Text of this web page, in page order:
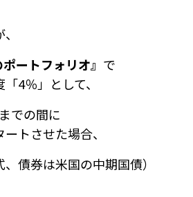
ートフォリオ』 で
4％」として、
での間に
トさせた場合、
債券は米国の中期国債）